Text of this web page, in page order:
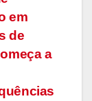
em
de
a